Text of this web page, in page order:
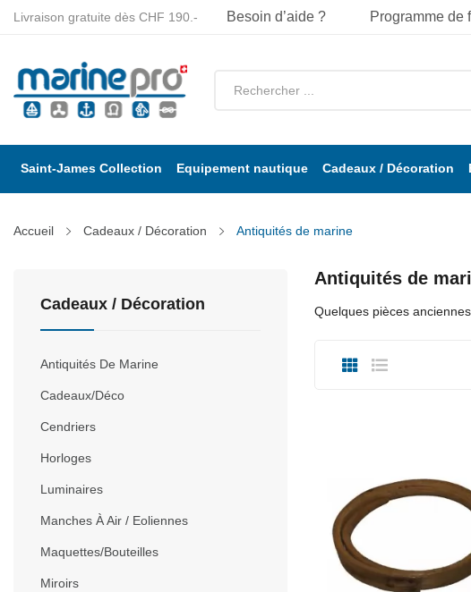
Livraison gratuite dès CHF 190.- Besoin d’aide ? Programme de
Saint-James Collection Equipement nautique Cadeaux / Décoration
Accueil Cadeaux / Décoration Antiquités de marine
Cadeaux / Décoration
Antiquités De Marine
Cadeaux/Déco
Cendriers
Horloges
Luminaires
Manches À Air / Eoliennes
Maquettes/Bouteilles
Miroirs
Antiquités de
Quelques pièces